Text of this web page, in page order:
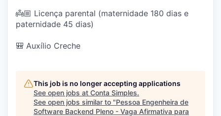
👼🏼 Licença parental (maternidade 180 dias e
paternidade 45 dias)
🎒 Auxílio Creche
This job is no longer accepting applications
See open jobs at Conta Simples.
See open jobs similar to "Pessoa Engenheira de
Software Backend Pleno - Vaga Afirmativa para